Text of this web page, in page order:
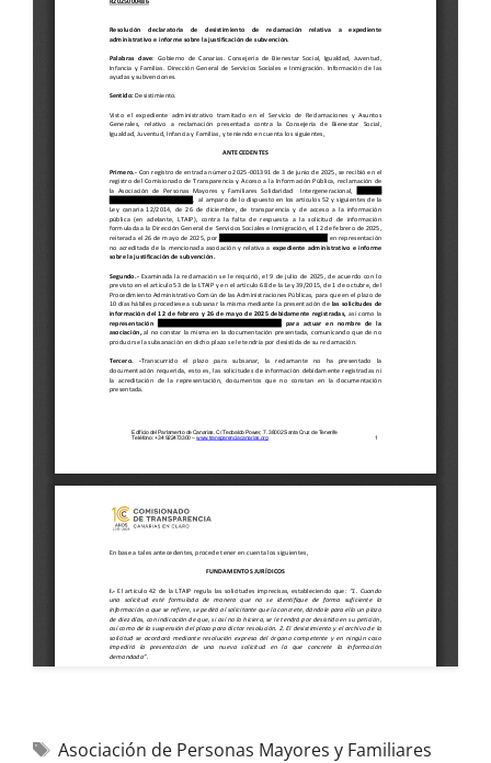
Asociación de Personas Mayores y Familiares